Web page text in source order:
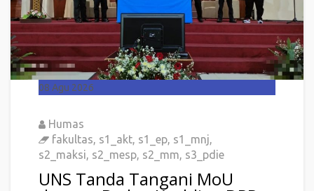
08 Agu 2026
Humas
fakultas, s1_akt, s1_ep, s1_mnj,
s2_maksi, s2_mesp, s2_mm, s3_pdie
UNS Tanda Tangani MoU